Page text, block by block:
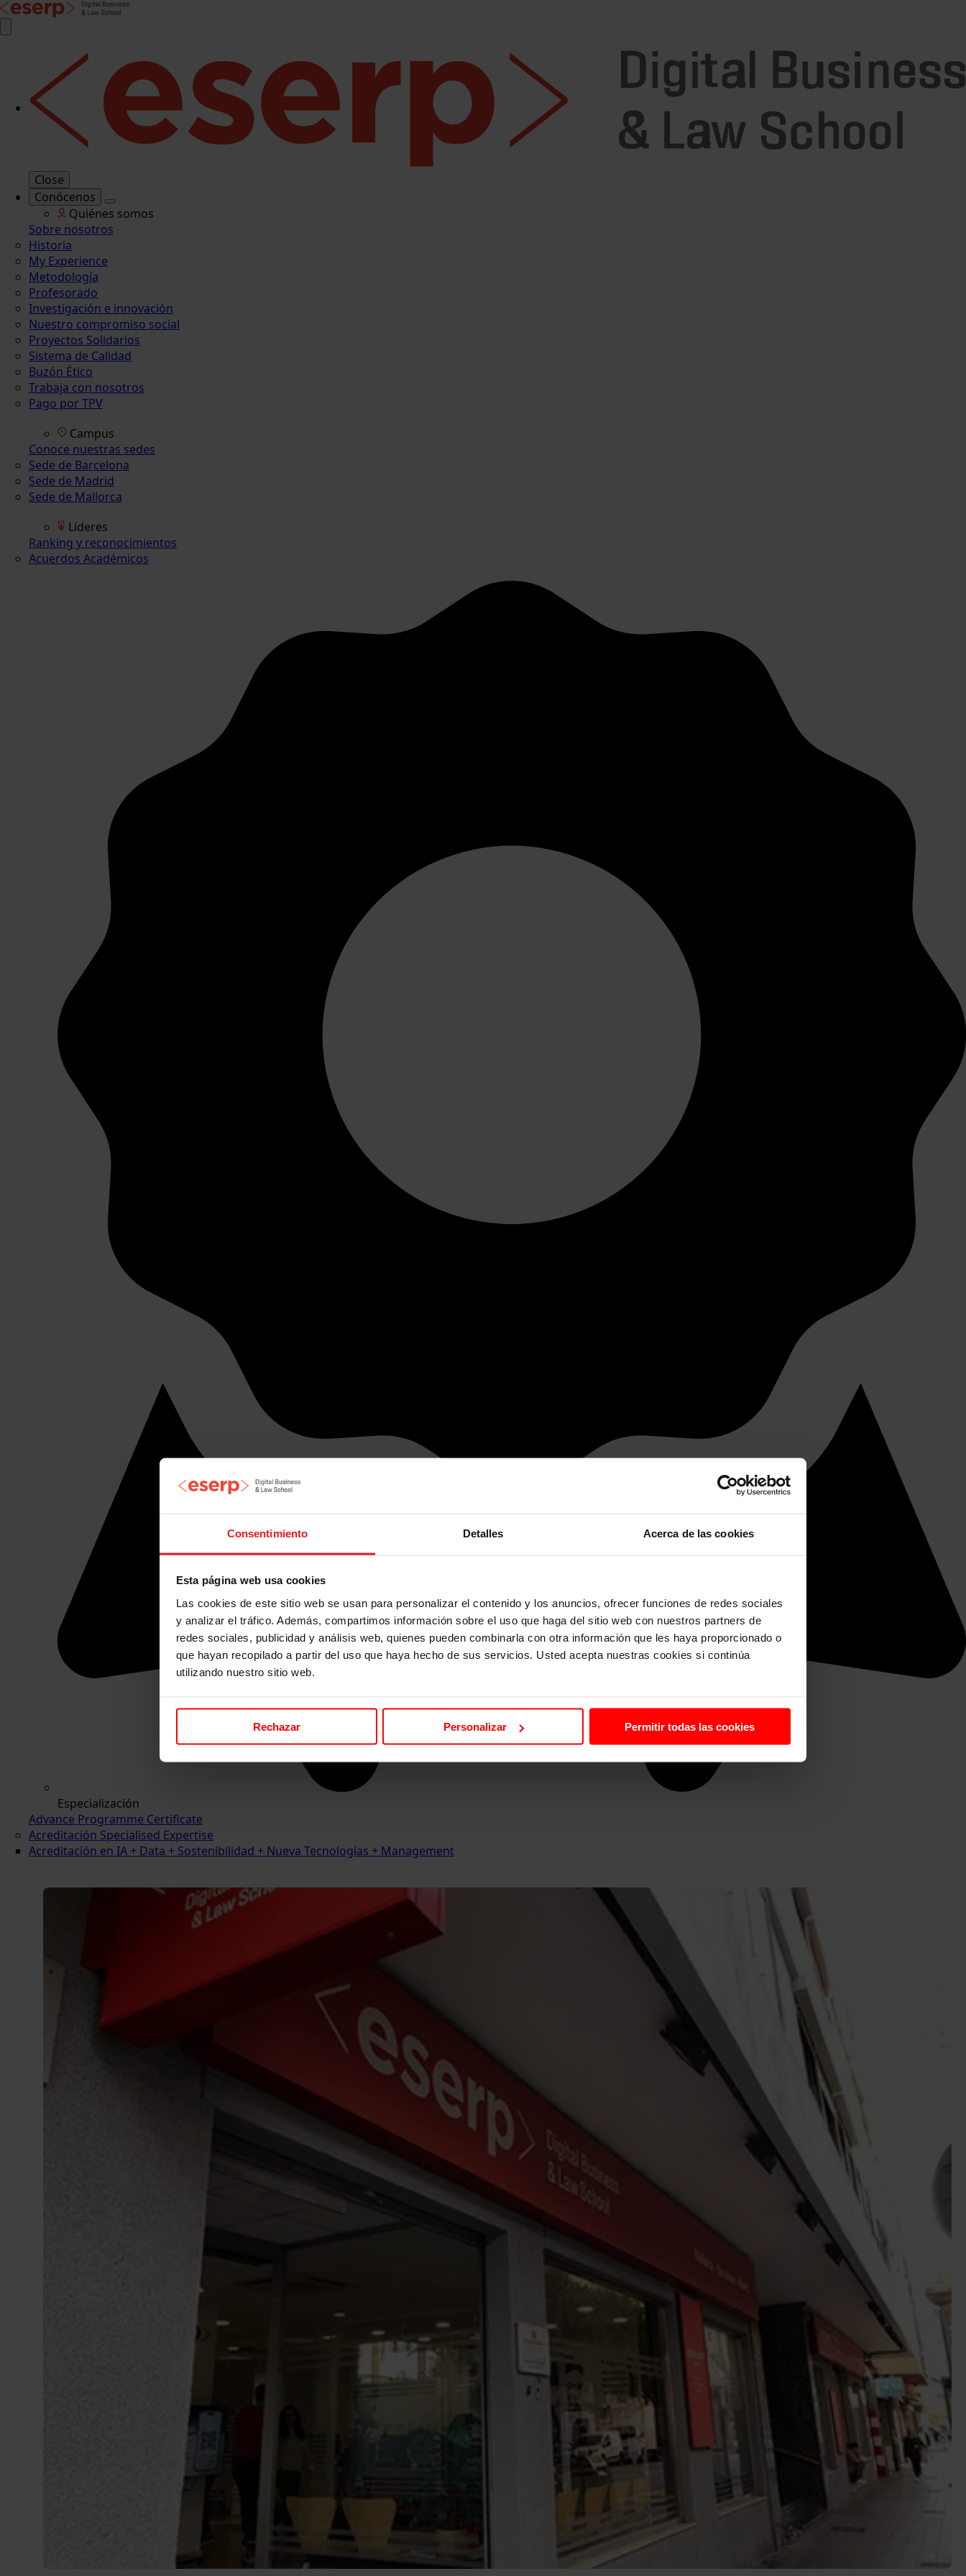
Consentimiento Detalles Acerca de las cookies
Esta página web usa cookies
Las cookies de este sitio web se usan para personalizar el contenido y los anuncios, ofrecer funciones de redes sociales
y analizar el tráfico. Además, compartimos información sobre el uso que haga del sitio web con nuestros partners de
redes sociales, publicidad y análisis web, quienes pueden combinarla con otra información que les haya proporcionado o
que hayan recopilado a partir del uso que haya hecho de sus servicios. Usted acepta nuestras cookies si continúa
utilizando nuestro sitio web.
Rechazar Personalizar Permitir todas las cookies
Close
Conócenos
Quiénes somos
Sobre nosotros
Historia
My Experience
Metodología
Profesorado
Investigación e innovación
Nuestro compromiso social
Proyectos Solidarios
Sistema de Calidad
Buzón Ético
Trabaja con nosotros
Pago por TPV
Campus
Conoce nuestras sedes
Sede de Barcelona
Sede de Madrid
Sede de Mallorca
Líderes
Ranking y reconocimientos
Acuerdos Académicos
Especialización
Advance Programme Certificate
Acreditación Specialised Expertise
Acreditación en IA + Data + Sostenibilidad + Nueva Tecnologías + Management